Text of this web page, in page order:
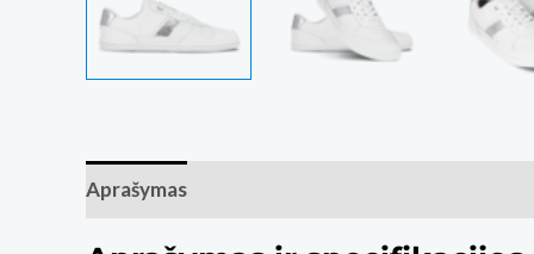
Aprašymas